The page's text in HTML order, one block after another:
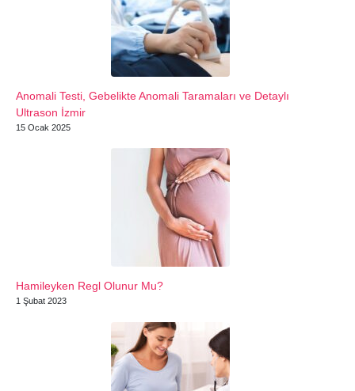
Anomali Testi, Gebelikte Anomali Taramaları ve Detaylı
Ultrason İzmir
15 Ocak 2025
Hamileyken Regl Olunur Mu?
1 Şubat 2023